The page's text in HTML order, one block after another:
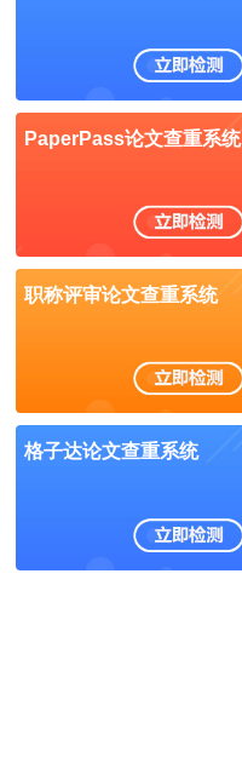
PaperPass论文查重系统
职称评审论文查重系统
格子达论文查重系统